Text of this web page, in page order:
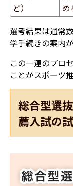
ど）
め
選考結果は通常
学手続きの案内が
この一連のプロ
ことがスポーツ
総合型選
薦入試の